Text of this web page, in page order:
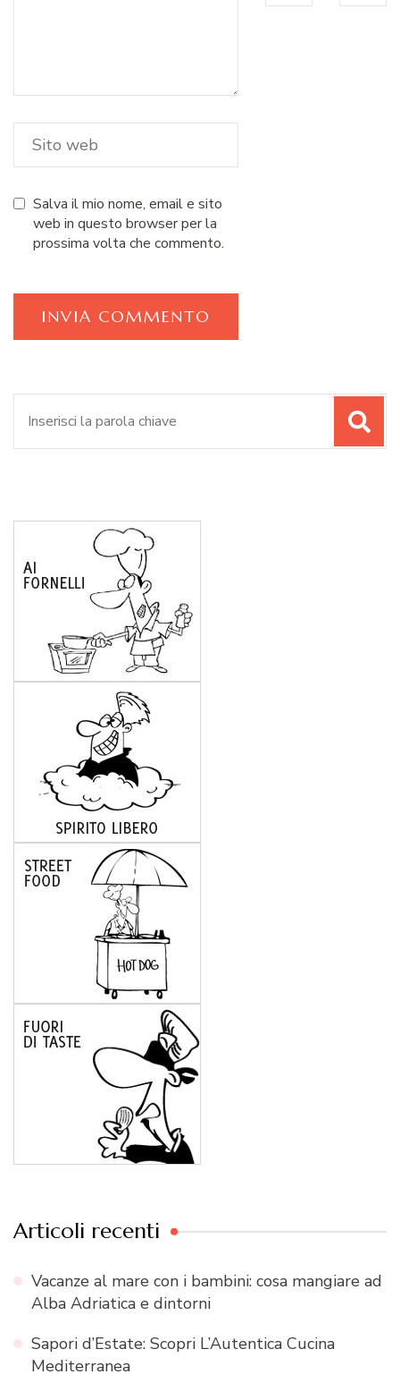
Salva il mio nome, email e sito
web in questo browser per la
prossima volta che commento.
Articoli recenti
Vacanze al mare con i bambini: cosa mangiare ad
Alba Adriatica e dintorni
Sapori d’Estate: Scopri L’Autentica Cucina
Mediterranea